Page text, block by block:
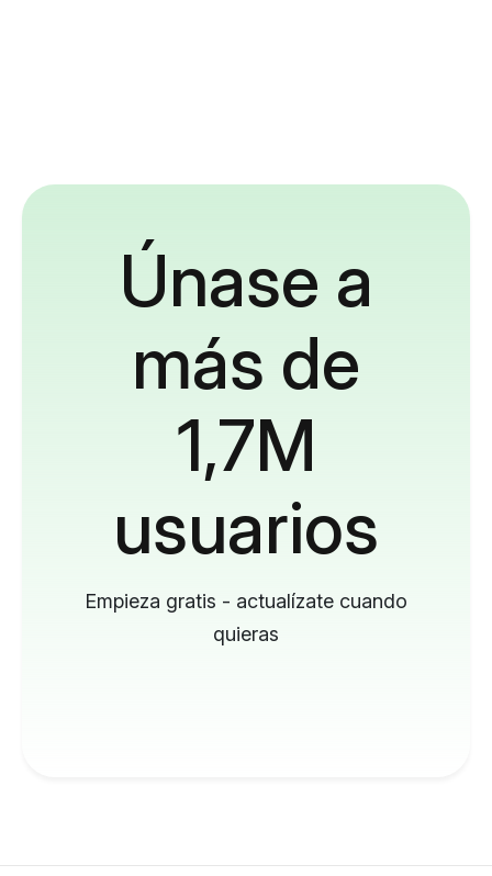
Únase a
más de
1,7M
usuarios
Empieza gratis - actualízate cuando
quieras